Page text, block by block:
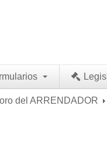
del ARRENDADOR